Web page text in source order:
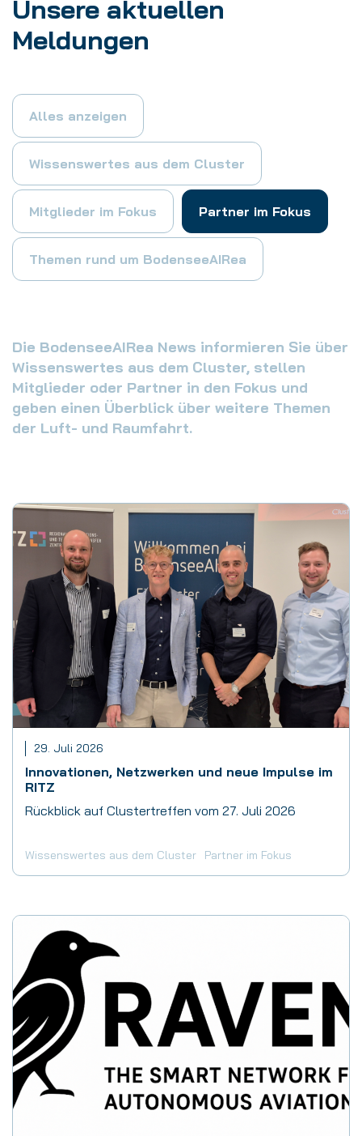
Unsere aktuellen
Meldungen
Alles anzeigen
Wissenswertes aus dem Cluster
Mitglieder im Fokus Partner im Fokus
Themen rund um BodenseeAIRea
Die BodenseeAIRea News informieren Sie über
Wissenswertes aus dem Cluster, stellen
Mitglieder oder Partner in den Fokus und
geben einen Überblick über weitere Themen
der Luft- und Raumfahrt.
29. Juli 2026
Innovationen, Netzwerken und neue Impulse im
RITZ
Rückblick auf Clustertreffen vom 27. Juli 2026
Wissenswertes aus dem Cluster Partner im Fokus